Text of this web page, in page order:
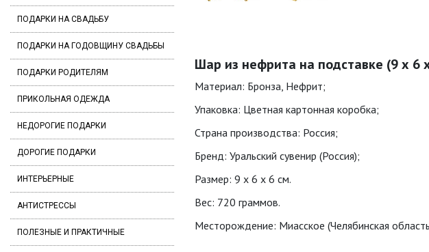
ПОДАРКИ НА СВАДЬБУ
ПОДАРКИ НА ГОДОВЩИНУ СВАДЬБЫ
ПОДАРКИ РОДИТЕЛЯМ
ПРИКОЛЬНАЯ ОДЕЖДА
НЕДОРОГИЕ ПОДАРКИ
ДОРОГИЕ ПОДАРКИ
ИНТЕРЬЕРНЫЕ
АНТИСТРЕССЫ
ПОЛЕЗНЫЕ И ПРАКТИЧНЫЕ
Шар из нефрита на подставке (9 х 6
Материал: Бронза, Нефрит;
Упаковка: Цветная картонная коробка;
Страна производства: Россия;
Бренд: Уральский сувенир (Россия);
Размер: 9 x 6 x 6 см.
Вес: 720 граммов.
Месторождение: Миасское (Челябинская